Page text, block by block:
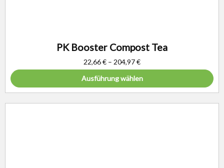
PK Booster Compost Tea
22,66€ – 204,97€
Ausführung wählen